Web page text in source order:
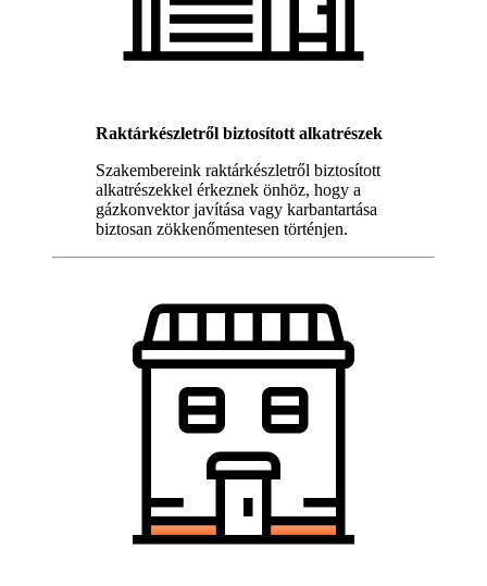
Raktárkészletről biztosított alkatrészek
Szakembereink raktárkészletről biztosított
alkatrészekkel érkeznek önhöz, hogy a
gázkonvektor javítása vagy karbantartása
biztosan zökkenőmentesen történjen.